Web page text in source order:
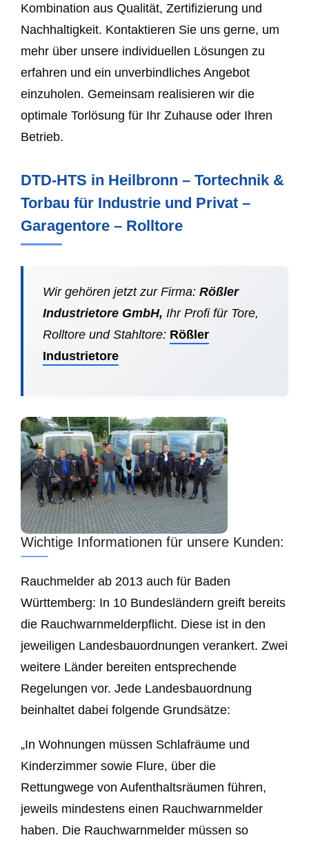
Kombination aus Qualität, Zertifizierung und
Nachhaltigkeit. Kontaktieren Sie uns gerne, um
mehr über unsere individuellen Lösungen zu
erfahren und ein unverbindliches Angebot
einzuholen. Gemeinsam realisieren wir die
optimale Torlösung für Ihr Zuhause oder Ihren
Betrieb.
DTD-HTS in Heilbronn – Tortechnik &
Torbau für Industrie und Privat –
Garagentore – Rolltore
Wir gehören jetzt zur Firma: Rößler
Industrietore GmbH, Ihr Profi für Tore,
Rolltore und Stahltore: Rößler
Industrietore
Wichtige Informationen für unsere Kunden:
Rauchmelder ab 2013 auch für Baden
Württemberg: In 10 Bundesländern greift bereits
die Rauchwarnmelderpflicht. Diese ist in den
jeweiligen Landesbauordnungen verankert. Zwei
weitere Länder bereiten entsprechende
Regelungen vor. Jede Landesbauordnung
beinhaltet dabei folgende Grundsätze:
„In Wohnungen müssen Schlafräume und
Kinderzimmer sowie Flure, über die
Rettungwege von Aufenthaltsräumen führen,
jeweils mindestens einen Rauchwarnmelder
haben. Die Rauchwarnmelder müssen so